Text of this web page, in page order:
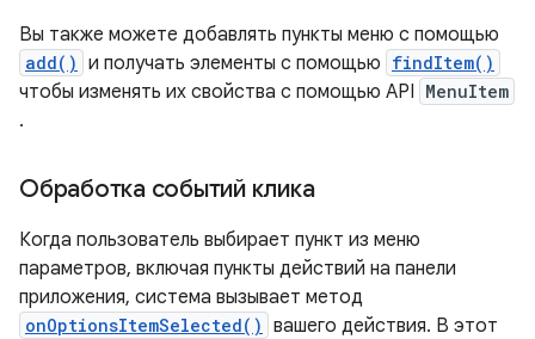
Вы также можете добавлять пункты меню с помощью
add() и получать элементы с помощью findItem()
чтобы изменять их свойства с помощью API MenuItem
.
Обработка событий клика
Когда пользователь выбирает пункт из меню
параметров, включая пункты действий на панели
приложения, система вызывает метод
onOptionsItemSelected() вашего действия. В этот